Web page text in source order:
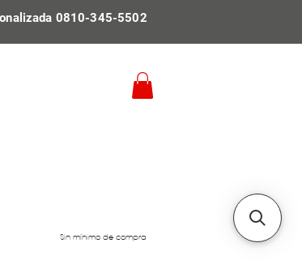
0810-345-5502
Sin mínimo de compra